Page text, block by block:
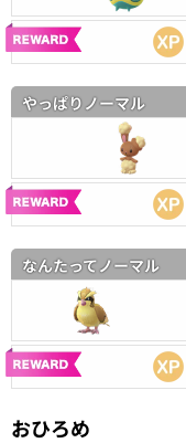
やっぱりノーマル
なんたってノーマル
おひろめ